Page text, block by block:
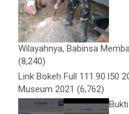
Wilayahnya, Babinsa
(8,240)
Link Bokeh Full 111.90 l50
Museum 2021 (6,762)